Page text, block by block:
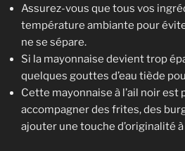
Assurez-vous que tous vos
température ambiante pour
ne se sépare.
Si la mayonnaise devient trop
quelques gouttes d’eau tiède
Cette mayonnaise à l’ail noir est
accompagner des frites, des
ajouter une touche d’originalité